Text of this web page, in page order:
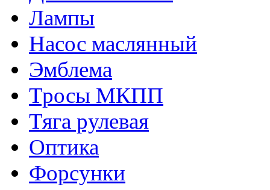
Лампы
Насос маслянный
Эмблема
Тросы МКПП
Тяга рулевая
Оптика
Форсунки